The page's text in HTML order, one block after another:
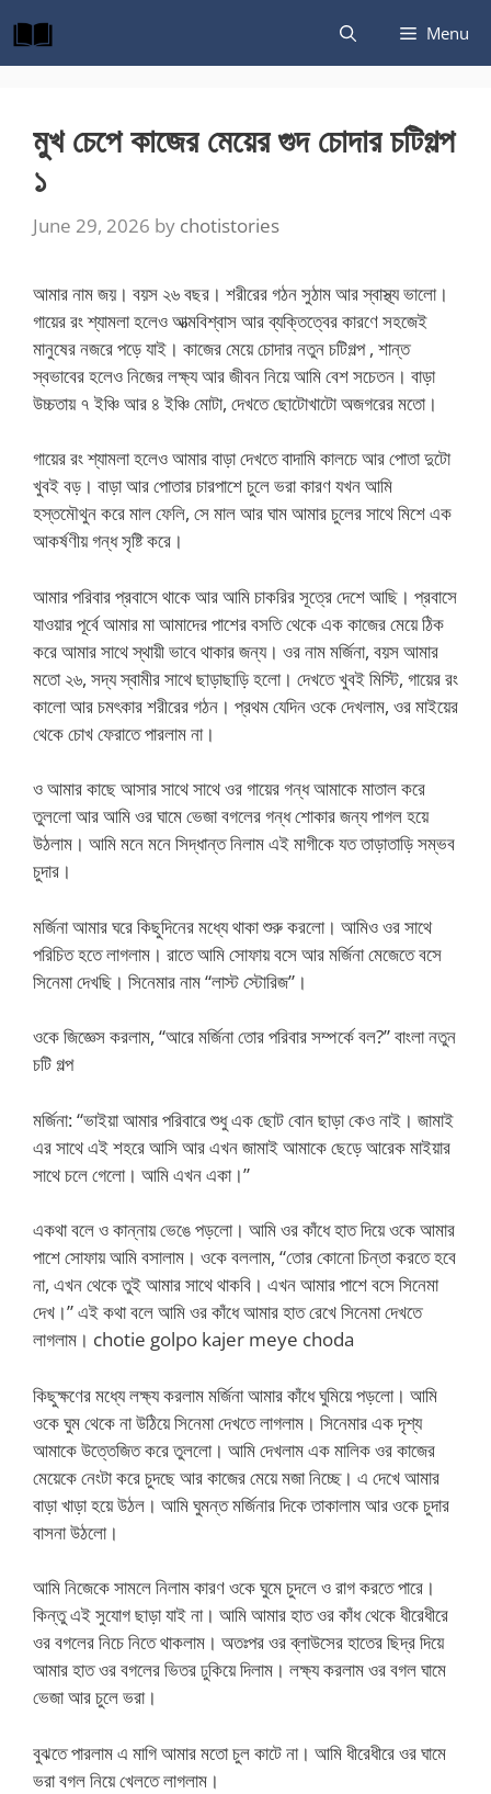
to
content
Menu
মুখ চেপে কাজের মেয়ের গুদ চোদার চটিগল্প
১
June 29, 2026 by chotistories
আমার নাম জয়। বয়স ২৬ বছর। শরীরের গঠন সুঠাম আর স্বাস্থ্য ভালো।
গায়ের রং শ্যামলা হলেও আত্মবিশ্বাস আর ব্যক্তিত্বের কারণে সহজেই
মানুষের নজরে পড়ে যাই। কাজের মেয়ে চোদার নতুন চটিগল্প , শান্ত
স্বভাবের হলেও নিজের লক্ষ্য আর জীবন নিয়ে আমি বেশ সচেতন। বাড়া
উচ্চতায় ৭ ইঞ্চি আর ৪ ইঞ্চি মোটা, দেখতে ছোটোখাটো অজগরের মতো।
গায়ের রং শ্যামলা হলেও আমার বাড়া দেখতে বাদামি কালচে আর পোতা দুটো
খুবই বড়। বাড়া আর পোতার চারপাশে চুলে ভরা কারণ যখন আমি
হস্তমৌথুন করে মাল ফেলি, সে মাল আর ঘাম আমার চুলের সাথে মিশে এক
আকর্ষণীয় গন্ধ সৃষ্টি করে।
আমার পরিবার প্রবাসে থাকে আর আমি চাকরির সূত্রে দেশে আছি। প্রবাসে
যাওয়ার পূর্বে আমার মা আমাদের পাশের বসতি থেকে এক কাজের মেয়ে ঠিক
করে আমার সাথে স্থায়ী ভাবে থাকার জন্য। ওর নাম মর্জিনা, বয়স আমার
মতো ২৬, সদ্য স্বামীর সাথে ছাড়াছাড়ি হলো। দেখতে খুবই মিস্টি, গায়ের রং
কালো আর চমৎকার শরীরের গঠন। প্রথম যেদিন ওকে দেখলাম, ওর মাইয়ের
থেকে চোখ ফেরাতে পারলাম না।
ও আমার কাছে আসার সাথে সাথে ওর গায়ের গন্ধ আমাকে মাতাল করে
তুললো আর আমি ওর ঘামে ভেজা বগলের গন্ধ শোকার জন্য পাগল হয়ে
উঠলাম। আমি মনে মনে সিদ্ধান্ত নিলাম এই মাগীকে যত তাড়াতাড়ি সম্ভব
চুদার।
মর্জিনা আমার ঘরে কিছুদিনের মধ্যে থাকা শুরু করলো। আমিও ওর সাথে
পরিচিত হতে লাগলাম। রাতে আমি সোফায় বসে আর মর্জিনা মেজেতে বসে
সিনেমা দেখছি। সিনেমার নাম “লাস্ট স্টোরিজ”।
ওকে জিজ্ঞেস করলাম, “আরে মর্জিনা তোর পরিবার সম্পর্কে বল?” বাংলা নতুন
চটি গল্প
মর্জিনা: “ভাইয়া আমার পরিবারে শুধু এক ছোট বোন ছাড়া কেও নাই। জামাই
এর সাথে এই শহরে আসি আর এখন জামাই আমাকে ছেড়ে আরেক মাইয়ার
সাথে চলে গেলো। আমি এখন একা।”
একথা বলে ও কান্নায় ভেঙে পড়লো। আমি ওর কাঁধে হাত দিয়ে ওকে আমার
পাশে সোফায় আমি বসালাম। ওকে বললাম, “তোর কোনো চিন্তা করতে হবে
না, এখন থেকে তুই আমার সাথে থাকবি। এখন আমার পাশে বসে সিনেমা
দেখ।” এই কথা বলে আমি ওর কাঁধে আমার হাত রেখে সিনেমা দেখতে
লাগলাম। chotie golpo kajer meye choda
কিছুক্ষণের মধ্যে লক্ষ্য করলাম মর্জিনা আমার কাঁধে ঘুমিয়ে পড়লো। আমি
ওকে ঘুম থেকে না উঠিয়ে সিনেমা দেখতে লাগলাম। সিনেমার এক দৃশ্য
আমাকে উত্তেজিত করে তুললো। আমি দেখলাম এক মালিক ওর কাজের
মেয়েকে নেংটা করে চুদছে আর কাজের মেয়ে মজা নিচ্ছে। এ দেখে আমার
বাড়া খাড়া হয়ে উঠল। আমি ঘুমন্ত মর্জিনার দিকে তাকালাম আর ওকে চুদার
বাসনা উঠলো।
আমি নিজেকে সামলে নিলাম কারণ ওকে ঘুমে চুদলে ও রাগ করতে পারে।
কিন্তু এই সুযোগ ছাড়া যাই না। আমি আমার হাত ওর কাঁধ থেকে ধীরেধীরে
ওর বগলের নিচে নিতে থাকলাম। অতঃপর ওর ব্লাউসের হাতের ছিদ্র দিয়ে
আমার হাত ওর বগলের ভিতর ঢুকিয়ে দিলাম। লক্ষ্য করলাম ওর বগল ঘামে
ভেজা আর চুলে ভরা।
বুঝতে পারলাম এ মাগি আমার মতো চুল কাটে না। আমি ধীরেধীরে ওর ঘামে
ভরা বগল নিয়ে খেলতে লাগলাম।